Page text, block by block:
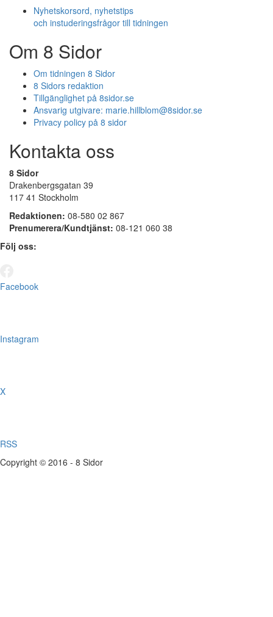
Nyhetskorsord, nyhetstips
och instuderingsfrågor till tidningen
Om 8 Sidor
Om tidningen 8 Sidor
8 Sidors redaktion
Tillgänglighet på 8sidor.se
Ansvarig utgivare: marie.hillblom@8sidor.se
Privacy policy på 8 sidor
Kontakta oss
8 Sidor
Drakenbergsgatan 39
117 41 Stockholm
Redaktionen: 08-580 02 867
Prenumerera/Kundtjänst: 08-121 060 38
Följ oss:
Facebook
Instagram
X
RSS
Copyright © 2016 - 8 Sidor